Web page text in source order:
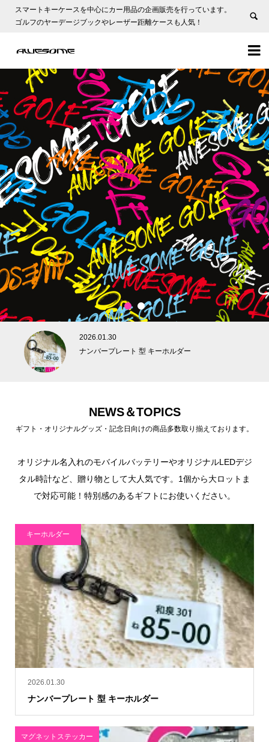
スマートキーケースを中心にカー用品の企画販売を行っています。
ゴルフのヤーデージブックやレーザー距離ケースも人気！


1 2
2026.01.30
ナンバープレート 型 キーホルダー
NEWS＆TOPICS
ギフト・オリジナルグッズ・記念日向けの商品多数取り揃えております。
オリジナル名入れのモバイルバッテリーやオリジナルLEDデジ
タル時計など、贈り物として大人気です。1個から大ロットま
で対応可能！特別感のあるギフトにお使いください。
2026.01.30
ナンバープレート 型 キーホルダー
キーホルダー
マグネットステッカー